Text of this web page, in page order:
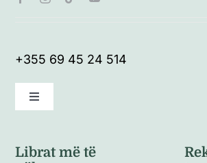
+355 69 45 24 514
Toggle
Librat më të